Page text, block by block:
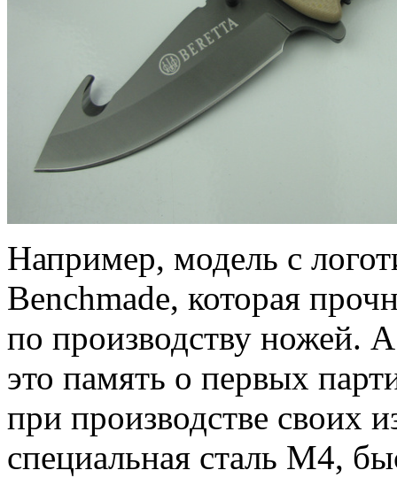
Например, модель с
Benchmade, которая
по производству ножей.
это память о первых
при производстве своих
специальная сталь М4,